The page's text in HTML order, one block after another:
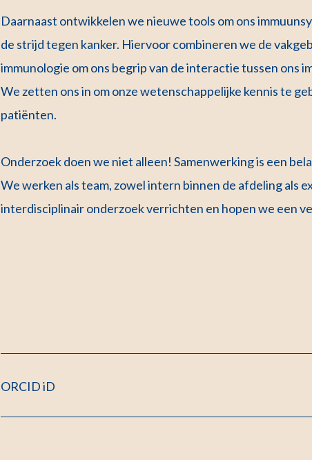
Daarnaast ontwikkelen we nieuwe tools om ons
de strijd tegen kanker. Hiervoor combineren we de
immunologie om ons begrip van de interactie tussen ons
We zetten ons in om onze wetenschappelijke kennis te
patiënten.
Onderzoek doen we niet alleen! Samenwerking is een
We werken als team, zowel intern binnen de afdeling als
interdisciplinair onderzoek verrichten en hopen we een
ORCID iD